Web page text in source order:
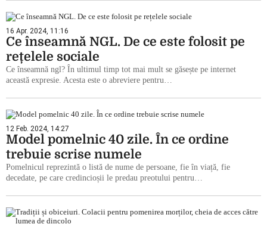
16 Apr. 2024, 11:16
Ce înseamnă NGL. De ce este folosit pe
rețelele sociale
Ce înseamnă ngl? În ultimul timp tot mai mult se găsește pe internet
această expresie. Acesta este o abreviere pentru…
12 Feb. 2024, 14:27
Model pomelnic 40 zile. În ce ordine
trebuie scrise numele
Pomelnicul reprezintă o listă de nume de persoane, fie în viață, fie
decedate, pe care credincioșii le predau preotului pentru…